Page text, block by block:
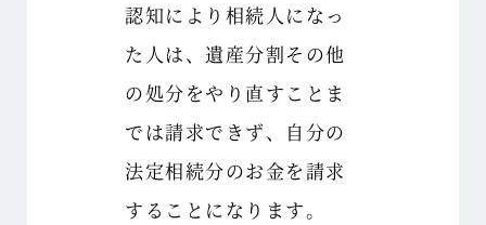
認知により相続人になっ
た人は、遺産分割その他
の処分をやり直すことま
では請求できず、自分の
法定相続分のお金を請求
することになります。